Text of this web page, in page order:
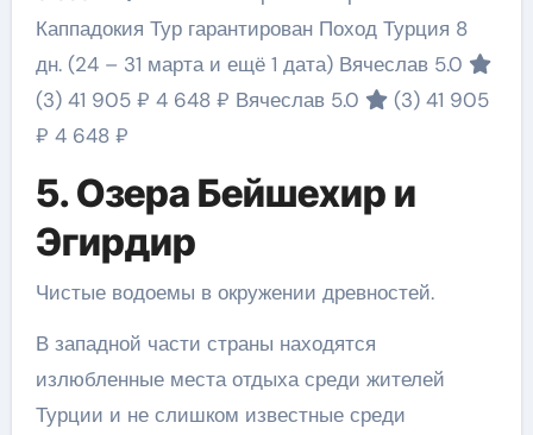
Каппадокия Тур гарантирован Поход Турция 8
дн. (24 – 31 марта и ещё 1 дата) Вячеслав 5.0
(3) 41 905 ₽ 4 648 ₽ Вячеслав 5.0 (3) 41 905
₽ 4 648 ₽
5. Озера Бейшехир и
Эгирдир
Чистые водоемы в окружении древностей.
В западной части страны находятся
излюбленные места отдыха среди жителей
Турции и не слишком известные среди